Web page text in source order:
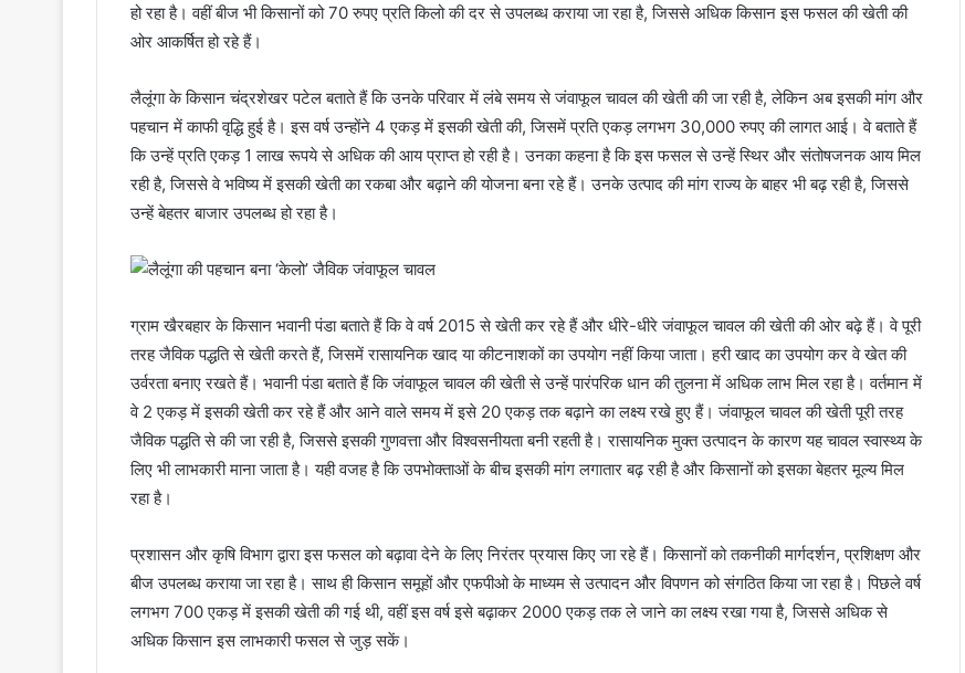
हो रहा है। वहीं बीज भी किसानों को 70 रुपए प्रति किलो की दर से उपलब्ध कराया जा रहा है, जिससे अधिक किसान इस फसल की खेती की
ओर आकर्षित हो रहे हैं।
लैलूंगा के किसान चंद्रशेखर पटेल बताते हैं कि उनके परिवार में लंबे समय से जंवाफूल चावल की खेती की जा रही है, लेकिन अब इसकी मांग और
पहचान में काफी वृद्धि हुई है। इस वर्ष उन्होंने 4 एकड़ में इसकी खेती की, जिसमें प्रति एकड़ लगभग 30,000 रुपए की लागत आई। वे बताते हैं
कि उन्हें प्रति एकड़ 1 लाख रूपये से अधिक की आय प्राप्त हो रही है। उनका कहना है कि इस फसल से उन्हें स्थिर और संतोषजनक आय मिल
रही है, जिससे वे भविष्य में इसकी खेती का रकबा और बढ़ाने की योजना बना रहे हैं। उनके उत्पाद की मांग राज्य के बाहर भी बढ़ रही है, जिससे
उन्हें बेहतर बाजार उपलब्ध हो रहा है।
ग्राम खैरबहार के किसान भवानी पंडा बताते हैं कि वे वर्ष 2015 से खेती कर रहे हैं और धीरे-धीरे जंवाफूल चावल की खेती की ओर बढ़े हैं। वे पूरी
तरह जैविक पद्धति से खेती करते हैं, जिसमें रासायनिक खाद या कीटनाशकों का उपयोग नहीं किया जाता। हरी खाद का उपयोग कर वे खेत की
उर्वरता बनाए रखते हैं। भवानी पंडा बताते हैं कि जंवाफूल चावल की खेती से उन्हें पारंपरिक धान की तुलना में अधिक लाभ मिल रहा है। वर्तमान में
वे 2 एकड़ में इसकी खेती कर रहे हैं और आने वाले समय में इसे 20 एकड़ तक बढ़ाने का लक्ष्य रखे हुए हैं। जंवाफूल चावल की खेती पूरी तरह
जैविक पद्धति से की जा रही है, जिससे इसकी गुणवत्ता और विश्वसनीयता बनी रहती है। रासायनिक मुक्त उत्पादन के कारण यह चावल स्वास्थ्य के
लिए भी लाभकारी माना जाता है। यही वजह है कि उपभोक्ताओं के बीच इसकी मांग लगातार बढ़ रही है और किसानों को इसका बेहतर मूल्य मिल
रहा है।
प्रशासन और कृषि विभाग द्वारा इस फसल को बढ़ावा देने के लिए निरंतर प्रयास किए जा रहे हैं। किसानों को तकनीकी मार्गदर्शन, प्रशिक्षण और
बीज उपलब्ध कराया जा रहा है। साथ ही किसान समूहों और एफपीओ के माध्यम से उत्पादन और विपणन को संगठित किया जा रहा है। पिछले वर्ष
लगभग 700 एकड़ में इसकी खेती की गई थी, वहीं इस वर्ष इसे बढ़ाकर 2000 एकड़ तक ले जाने का लक्ष्य रखा गया है, जिससे अधिक से
अधिक किसान इस लाभकारी फसल से जुड़ सकें।